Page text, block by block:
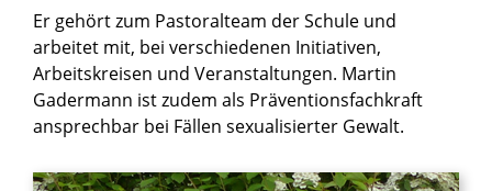
Er gehört zum Pastoralteam der Schule und
arbeitet mit, bei verschiedenen Initiativen,
Arbeitskreisen und Veranstaltungen. Martin
Gadermann ist zudem als Präventionsfachkraft
ansprechbar bei Fällen sexualisierter Gewalt.